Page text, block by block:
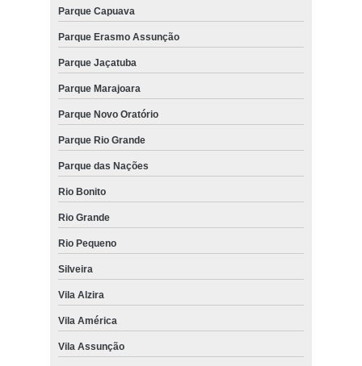
Parque Capuava
Parque Erasmo Assunção
Parque Jaçatuba
Parque Marajoara
Parque Novo Oratório
Parque Rio Grande
Parque das Nações
Rio Bonito
Rio Grande
Rio Pequeno
Silveira
Vila Alzira
Vila América
Vila Assunção